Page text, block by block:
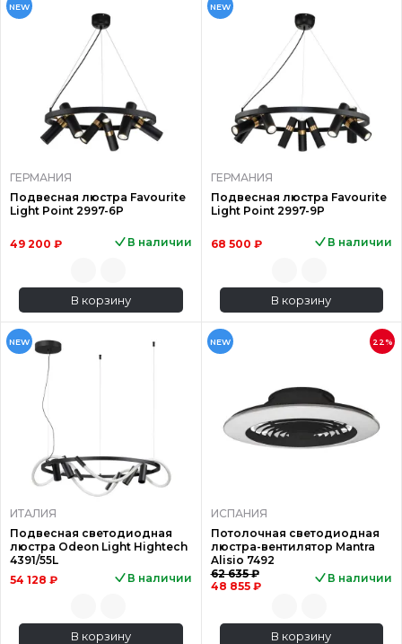
NEW
ГЕРМАНИЯ
Подвесная люстра Favourite
Light Point 2997-6P
49 200 ₽ В наличии
В корзину
NEW
ГЕРМАНИЯ
Подвесная люстра Favourite
Light Point 2997-9P
68 500 ₽ В наличии
В корзину
NEW
ИТАЛИЯ
Подвесная светодиодная
люстра Odeon Light Hightech
4391/55L
54 128 ₽
В наличии
В корзину
NEW 22%
ИСПАНИЯ
Потолочная светодиодная
люстра-вентилятор Mantra
Alisio 7492
62 635 ₽
48 855 ₽
В наличии
В корзину